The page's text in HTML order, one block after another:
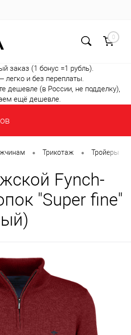
0
заказ (1 бонус =1 рубль).
легко и без переплаты.
дешевле (в России, не подделку),
ещё дешевле.
• Трикотаж • Тройеры
Fynch-
"Super fine"